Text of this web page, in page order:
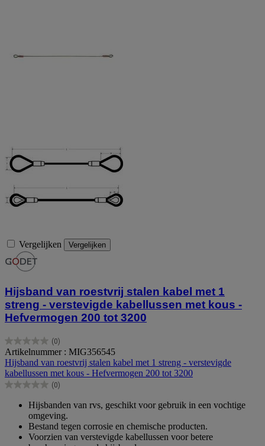
Vergelijken Vergelijken
Hijsband van roestvrij stalen kabel met 1
streng - verstevigde kabellussen met kous -
Hefvermogen 200 tot 3200
(0)
0.0
van
de
5
sterren.
Artikelnummer : MIG356545
Hijsband van roestvrij stalen kabel met 1 streng - verstevigde
kabellussen met kous - Hefvermogen 200 tot 3200
(0)
0.0
sterren.
Hijsbanden van rvs, geschikt voor gebruik in een vochtige
omgeving.
Bestand tegen corrosie en chemische producten.
Voorzien van verstevigde kabellussen voor betere